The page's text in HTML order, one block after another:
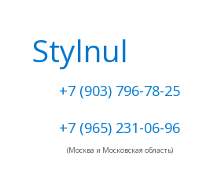
Stylnul
+7 (903) 796-78-25
+7 (965) 231-06-96
(Москва и Московская область)